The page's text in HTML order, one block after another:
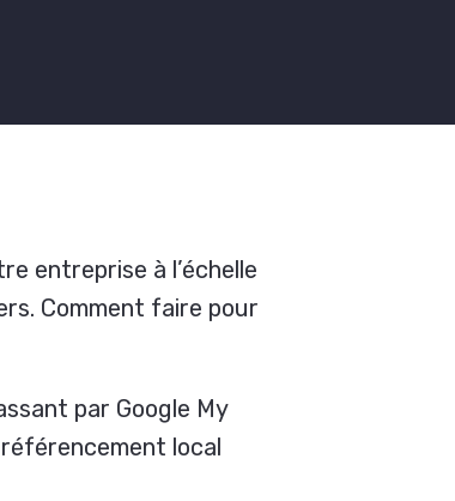
entreprise à l’échelle
Comment faire pour
par Google My
local